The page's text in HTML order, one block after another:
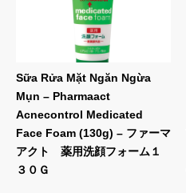
Sữa Rửa Mặt Ngăn Ngừa
Mụn – Pharmaact
Acnecontrol Medicated
Face Foam (130g) – ファーマ
アクト 薬用洗顔フォーム１
３０Ｇ